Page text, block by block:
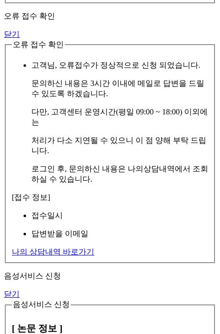
오류 접수 확인
닫기
오류 접수 확인
고객님, 오류접수가 정상적으로 신청 되었습니다.
문의하신 내용은 3시간 이내에 메일로 답변을 드릴
수 있도록 하겠습니다.
다만, 고객센터 운영시간(평일 09:00 ~ 18:00) 이외에
는
처리가 다소 지연될 수 있으니 이 점 양해 부탁 드립
니다.
로그인 후, 문의하신 내용은 나의상담내역에서 조회
하실 수 있습니다.
[접수 정보]
접수일시
답변받을 이메일
나의 상담내역 바로가기
음성서비스 신청
닫기
음성서비스 신청
[ 논문 정보 ]